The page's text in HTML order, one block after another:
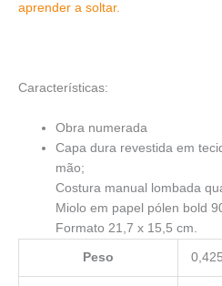
aprender a soltar.
Características:
Obra numerada
Capa dura revestida em
mão;
Costura manual lombada
Miolo em papel pólen bold
Formato 21,7 x 15,5 cm.
Peso